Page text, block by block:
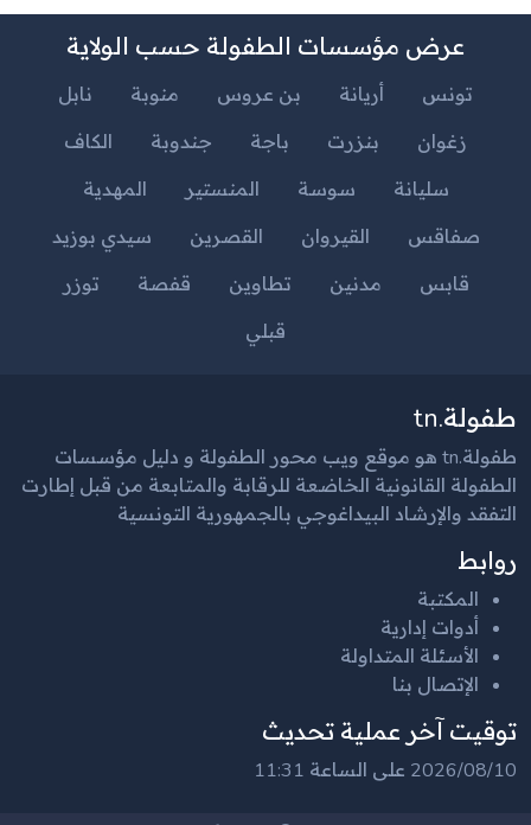
عرض مؤسسات الطفولة حسب الولاية
تونس أريانة بن عروس منوبة
نابل
زغوان
بنزرت باجة جندوبة
الكاف
سليانة
سوسة المنستير
المهدية
صفاقس
القيروان القصرين
سيدي بوزيد
قابس
مدنين تطاوين قفصة
توزر
قبلي
طفولة.tn
طفولة.tn هو موقع ويب محور الطفولة و دليل مؤسسات
الطفولة القانونية الخاضعة للرقابة والمتابعة من قبل إطارت
التفقد والإرشاد البيداغوجي بالجمهورية التونسية
روابط
المكتبة
أدوات إدارية
الأسئلة المتداولة
الإتصال بنا
توقيت آخر عملية تحديث
2026/08/10 على الساعة 11:31